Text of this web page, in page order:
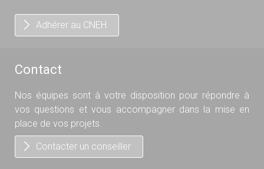
Adhérer au CNEH
Contact
Nos équipes sont à votre disposition pour répondre à
vos questions et vous accompagner dans la mise en
place de vos projets.
Contacter un conseiller